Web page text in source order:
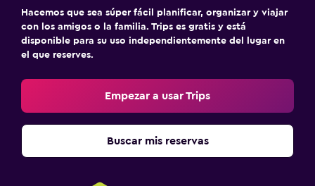
Hacemos que sea súper fácil planificar, organizar y viajar
con los amigos o la familia. Trips es gratis y está
disponible para su uso independientemente del lugar en
el que reserves.
Empezar a usar Trips
Buscar mis reservas